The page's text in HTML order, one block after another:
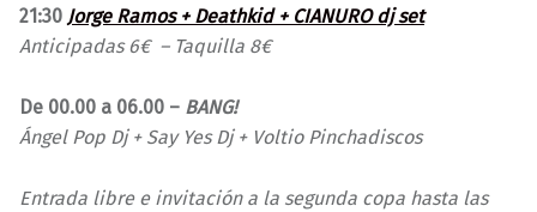
21:30 Jorge Ramos + Deathkid + CIANURO dj set
Anticipadas 6€ – Taquilla 8€
De 00.00 a 06.00 – BANG!
Ángel Pop Dj + Say Yes Dj + Voltio Pinchadiscos
Entrada libre e invitación a la segunda copa hasta las